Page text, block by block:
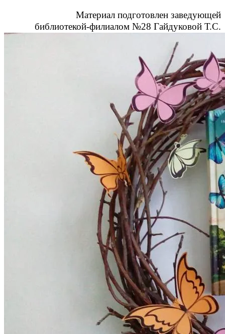
Материал подготовлен заведующей
библиотекой-филиалом №28 Гайдуковой Т.С.